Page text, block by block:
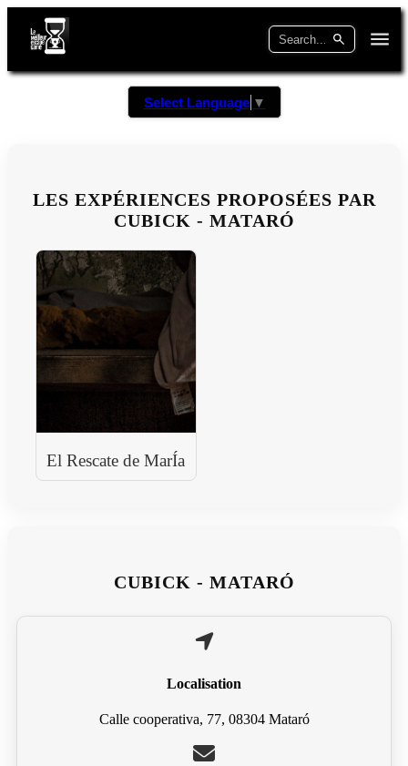
Select Language ▼
LES EXPÉRIENCES PROPOSÉES PAR
CUBICK - MATARÓ
El Rescate de MarÍa
CUBICK - MATARÓ
Localisation
Calle cooperativa, 77, 08304 Mataró